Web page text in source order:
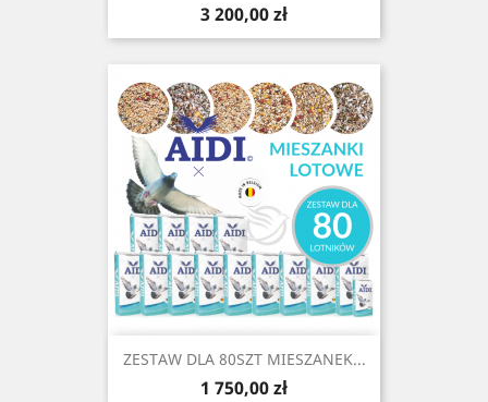
Cena
3 200,00 zł
ZESTAW DLA 80SZT MIESZANEK...
Cena
1 750,00 zł